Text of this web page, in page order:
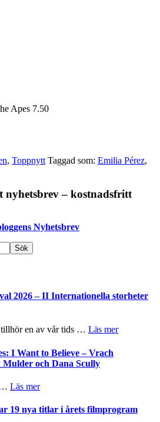
Apes 7.50
, Toppnytt Taggad som: Emilia Pérez,
nyhetsbrev – kostnadsfritt
Nyhetsbrev
2026 – II Internationella storheter
en av vår tids … Läs merom
I Want to Believe – Vrach
Mulder och Dana Scully
… Läs merom
trailern
19 nya titlar i årets filmprogram